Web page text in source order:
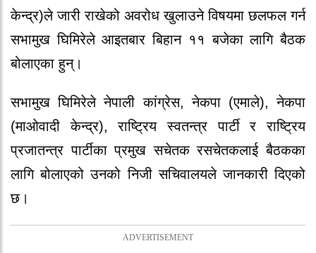
केन्द्र)ले जारी राखेको अवरोध खुलाउने विषयमा छलफल गर्न
सभामुख घिमिरेले आइतबार बिहान ११ बजेका लागि बैठक
बोलाएका हुन्।
सभामुख घिमिरेले नेपाली कांग्रेस, नेकपा (एमाले), नेकपा
(माओवादी केन्द्र), राष्ट्रिय स्वतन्त्र पार्टी र राष्ट्रिय
प्रजातन्त्र पार्टीका प्रमुख सचेतक रसचेतकलाई बैठकका
लागि बोलाएको उनको निजी सचिवालयले जानकारी दिएको
छ।